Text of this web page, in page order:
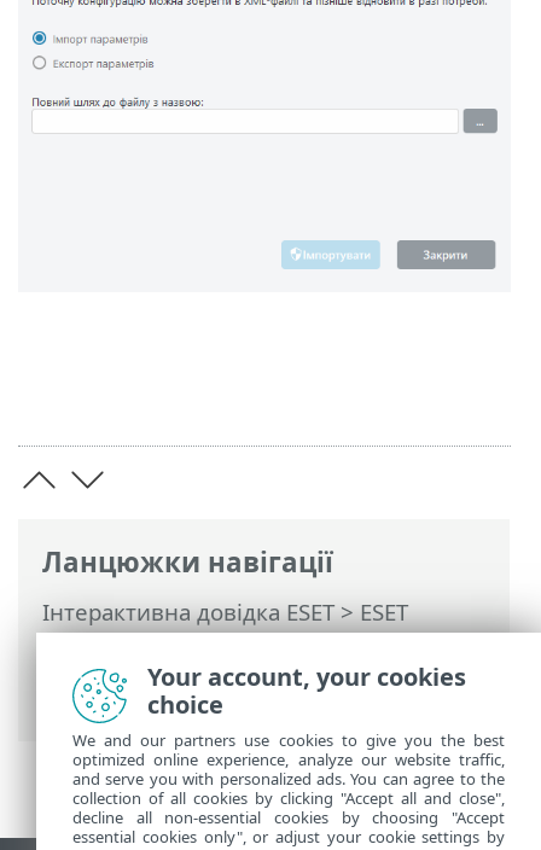
Ланцюжки навігації
Інтерактивна довідка ESET>ESET
Endpoint Antivirus>З використанням
ESET Endpoint Antivirus>Параметри>
Імпорт/Експорт параметрів
Your account, your cookies
choice
We and our partners use cookies to give you the best
optimized online experience, analyze our website traffic,
and serve you with personalized ads. You can agree to the
collection of all cookies by clicking "Accept all and close",
decline all non-essential cookies by choosing "Accept
essential cookies only", or adjust your cookie settings by